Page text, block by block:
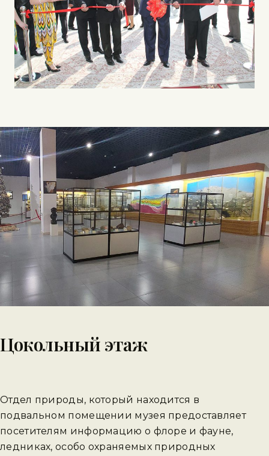
Цокольный этаж
Отдел природы, который находится в
подвальном помещении музея предоставляет
посетителям информацию о флоре и фауне,
ледниках, особо охраняемых природных